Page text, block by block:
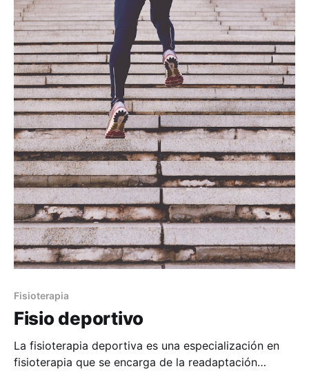
Fisioterapia
Fisio deportivo
La fisioterapia deportiva es una especialización en
fisioterapia que se encarga de la readaptación